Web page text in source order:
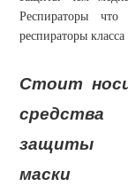
Респираторы
респираторы
Стоит
средства